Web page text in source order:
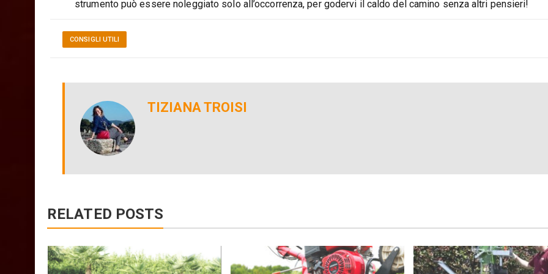
strumento può essere noleggiato solo all’occorrenza, per godervi il caldo del camino senza altri pensieri!
CONSIGLI UTILI
TIZIANA TROISI
RELATED POSTS